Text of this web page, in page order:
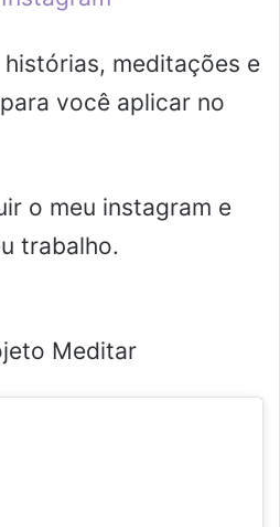
meditações e
você aplicar no
o meu instagram e
trabalho.
Meditar